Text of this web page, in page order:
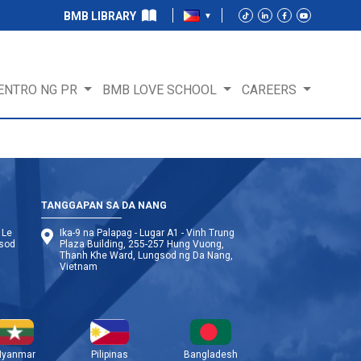
BMB LIBRARY
NG PR BMB LOVE SCHOOL CAREERS
TANGGAPAN SA DA NANG
Ika-9 na Palapag - Lugar A1 - Vinh Trung
Plaza Building, 255-257 Hung Vuong,
Thanh Khe Ward, Lungsod ng Da Nang,
Vietnam
Pilipinas Bangladesh